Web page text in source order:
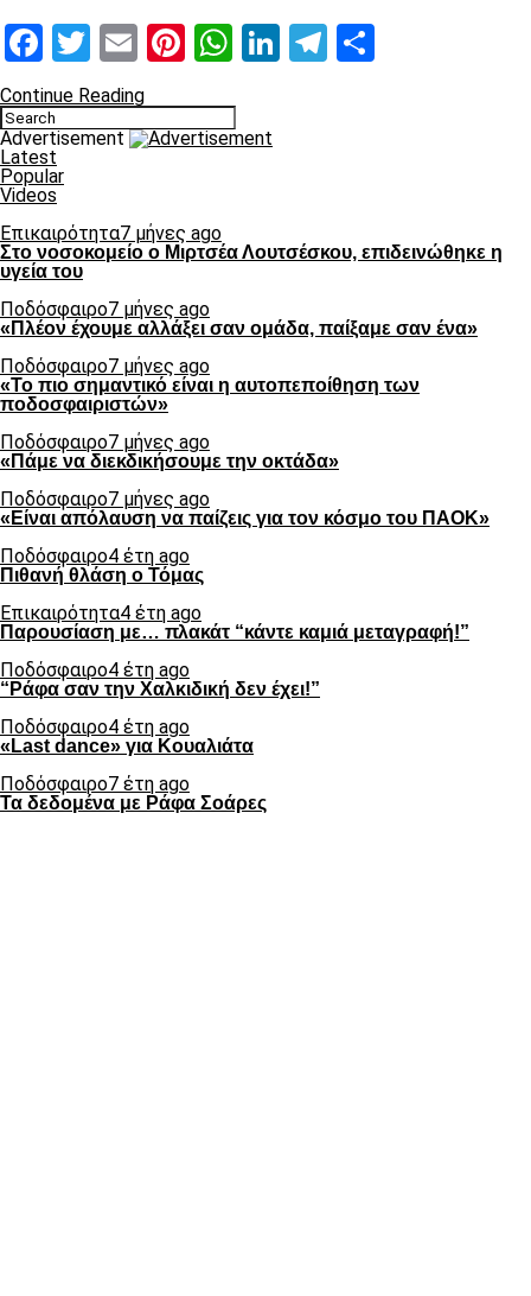
Facebook
Twitter
EmailPinterest
WhatsApp
LinkedIn
Telegram
Continue Reading
Advertisement
Latest
Popular
Videos
Επικαιρότητα7 μήνες ago
Στο νοσοκομείο ο Μιρτσέα Λουτσέσκου, επιδεινώθηκε η
υγεία του
Ποδόσφαιρο7 μήνες ago
«Πλέον έχουμε αλλάξει σαν ομάδα, παίξαμε σαν ένα»
Ποδόσφαιρο7 μήνες ago
«Το πιο σημαντικό είναι η αυτοπεποίθηση των
ποδοσφαιριστών»
Ποδόσφαιρο7 μήνες ago
«Πάμε να διεκδικήσουμε την οκτάδα»
Ποδόσφαιρο7 μήνες ago
«Είναι απόλαυση να παίζεις για τον κόσμο του ΠΑΟΚ»
Ποδόσφαιρο4 έτη ago
Πιθανή θλάση ο Τόμας
Επικαιρότητα4 έτη ago
Παρουσίαση με… πλακάτ “κάντε καμιά μεταγραφή!”
Ποδόσφαιρο4 έτη ago
“Ράφα σαν την Χαλκιδική δεν έχει!”
Ποδόσφαιρο4 έτη ago
«Last dance» για Κουαλιάτα
Ποδόσφαιρο7 έτη ago
Τα δεδομένα με Ράφα Σοάρες